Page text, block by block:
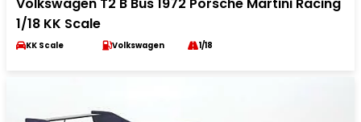
Volkswagen T2 B Bus 1972 Porsche Martini Racing
1/18 KK Scale
KK Scale Volkswagen 1/18